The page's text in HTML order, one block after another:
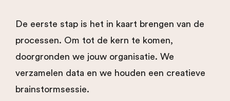
De eerste stap is het in kaart brengen van de
processen. Om tot de kern te komen,
doorgronden we jouw organisatie. We
verzamelen data en we houden een creatieve
brainstormsessie.